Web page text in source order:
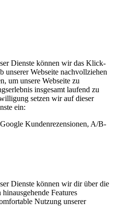
Dienste können wir das Klick-
unserer Webseite nachvollziehen
um unsere Webseite zu
insgesamt laufend zu
setzen wir auf dieser
ein:
Kundenrezensionen, A/B-
Dienste können wir dir über die
Features
Nutzung unserer